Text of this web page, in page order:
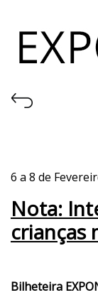
Quinta a
6 a 8 de
Nota:
crianças
Bilheteira